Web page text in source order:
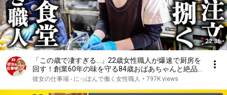
22:36
「この歳で凄すぎる…」22歳女性職人が爆速で厨房を
回す！創業60年の味を守る84歳おばあちゃんと絶品
とり天
彼女の仕事場 - にっぽんで働く女性職人 • 797K views